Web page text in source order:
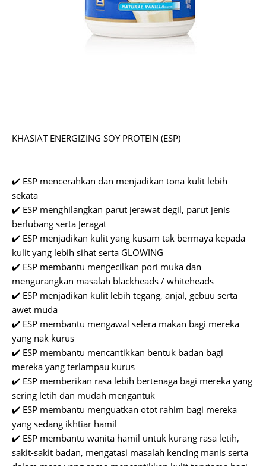
KHASIAT ENERGIZING SOY PROTEIN (ESP)
====
✔️ ESP mencerahkan dan menjadikan tona kulit lebih
sekata
✔️ ESP menghilangkan parut jerawat degil, parut jenis
berlubang serta Jeragat
✔️ ESP menjadikan kulit yang kusam tak bermaya kepada
kulit yang lebih sihat serta GLOWING
✔️ ESP membantu mengecilkan pori muka dan
mengurangkan masalah blackheads / whiteheads
✔️ ESP menjadikan kulit lebih tegang, anjal, gebuu serta
awet muda
✔️ ESP membantu mengawal selera makan bagi mereka
yang nak kurus
✔️ ESP membantu mencantikkan bentuk badan bagi
mereka yang terlampau kurus
✔️ ESP memberikan rasa lebih bertenaga bagi mereka yang
sering letih dan mudah mengantuk
✔️ ESP membantu menguatkan otot rahim bagi mereka
yang sedang ikhtiar hamil
✔️ ESP membantu wanita hamil untuk kurang rasa letih,
sakit-sakit badan, mengatasi masalah kencing manis serta